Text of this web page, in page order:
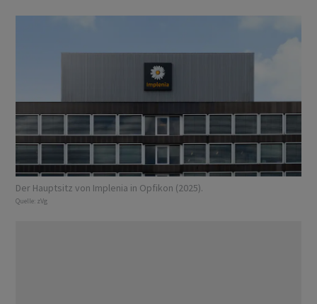
Der Hauptsitz von Implenia in Opfikon (2025).
Quelle: zVg